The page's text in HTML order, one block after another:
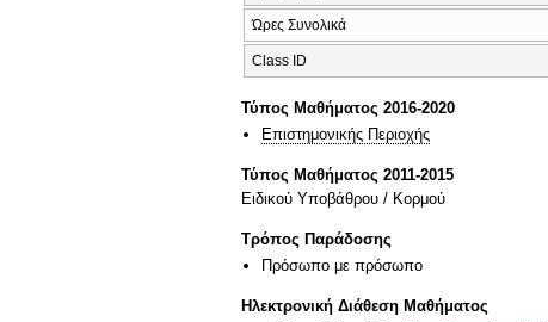
Ώρες Συνολικά
Class ID
Τύπος Μαθήματος 2016-2020
Επιστημονικής Περιοχής
Τύπος Μαθήματος 2011-2015
Ειδικού Υποβάθρου / Κορμού
Τρόπος Παράδοσης
Πρόσωπο με πρόσωπο
Ηλεκτρονική Διάθεση Μαθήματος